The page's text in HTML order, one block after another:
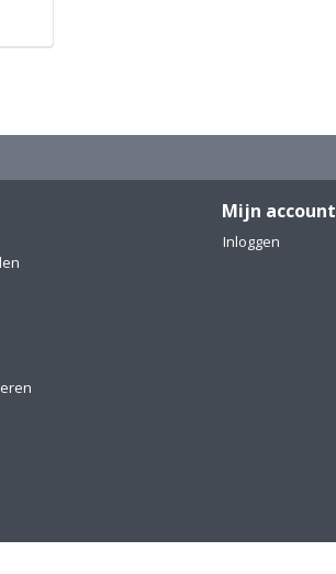
Mijn account
Inloggen